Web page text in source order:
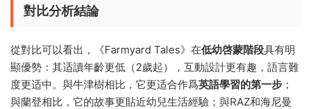
對比分析結論
從對比可以看出，《Farmyard Tales》在低幼啓蒙階段具有明
顯優勢：其适讀年齡更低（2歲起），互動設計更有趣，語言難
度更适中。與牛津樹相比，它更适合作爲英語學習的第一步 ；
與蘭登相比，它的故事更貼近幼兒生活經驗；與RAZ和海尼曼